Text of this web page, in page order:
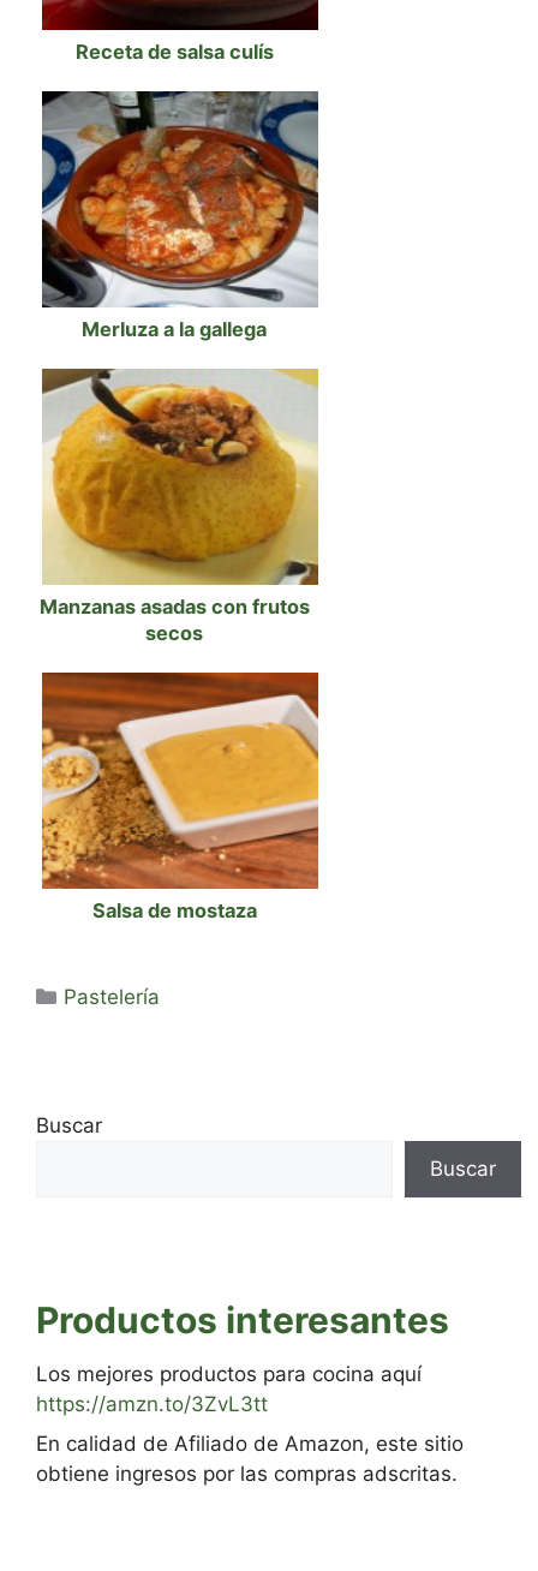
Receta de salsa culís
Merluza a la gallega
Manzanas asadas con frutos
secos
Salsa de mostaza
Categorías
Pastelería
Buscar
Buscar
Productos interesantes
Los mejores productos para cocina aquí
https://amzn.to/3ZvL3tt
En calidad de Afiliado de Amazon, este sitio
obtiene ingresos por las compras adscritas.